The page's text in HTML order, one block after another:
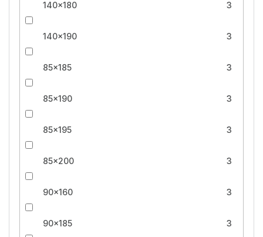
140x180 3
140x190 3
85x185 3
85x190 3
85x195 3
85x200 3
90x160 3
90x185 3